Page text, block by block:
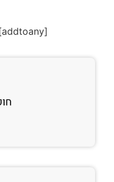
[addtoany]